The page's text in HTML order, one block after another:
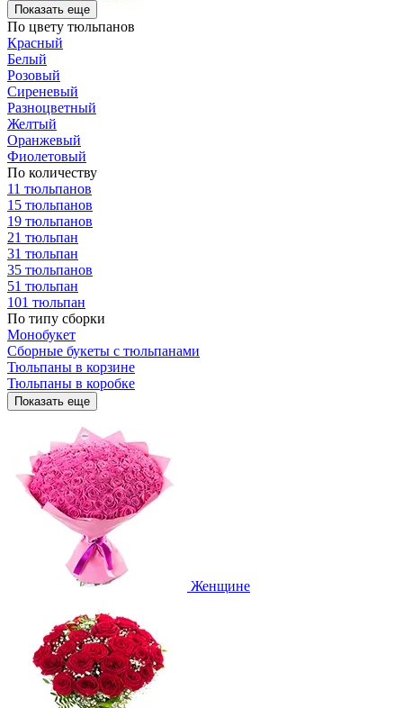
Показать еще
По цвету тюльпанов
Красный
Белый
Розовый
Сиреневый
Разноцветный
Желтый
Оранжевый
Фиолетовый
По количеству
11 тюльпанов
15 тюльпанов
19 тюльпанов
21 тюльпан
31 тюльпан
35 тюльпанов
51 тюльпан
101 тюльпан
По типу сборки
Монобукет
Сборные букеты с тюльпанами
Тюльпаны в корзине
Тюльпаны в коробке
Показать еще
Женщине